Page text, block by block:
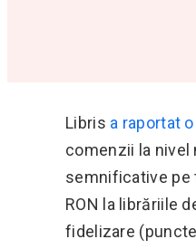
Libris a raportat
comenzii la nivel
semnificative pe
RON la librăriile
fidelizare